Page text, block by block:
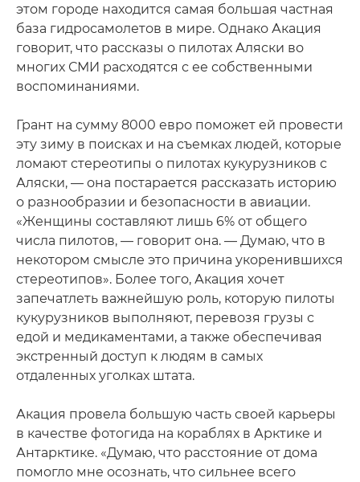
этом городе находится самая большая частная
база гидросамолетов в мире. Однако Акация
говорит, что рассказы о пилотах Аляски во
многих СМИ расходятся с ее собственными
воспоминаниями.
Грант на сумму 8000 евро поможет ей провести
эту зиму в поисках и на съемках людей, которые
ломают стереотипы о пилотах кукурузников с
Аляски, — она постарается рассказать историю
о разнообразии и безопасности в авиации.
«Женщины составляют лишь 6% от общего
числа пилотов, — говорит она. — Думаю, что в
некотором смысле это причина укоренившихся
стереотипов». Более того, Акация хочет
запечатлеть важнейшую роль, которую пилоты
кукурузников выполняют, перевозя грузы с
едой и медикаментами, а также обеспечивая
экстренный доступ к людям в самых
отдаленных уголках штата.
Акация провела большую часть своей карьеры
в качестве фотогида на кораблях в Арктике и
Антарктике. «Думаю, что расстояние от дома
помогло мне осознать, что сильнее всего